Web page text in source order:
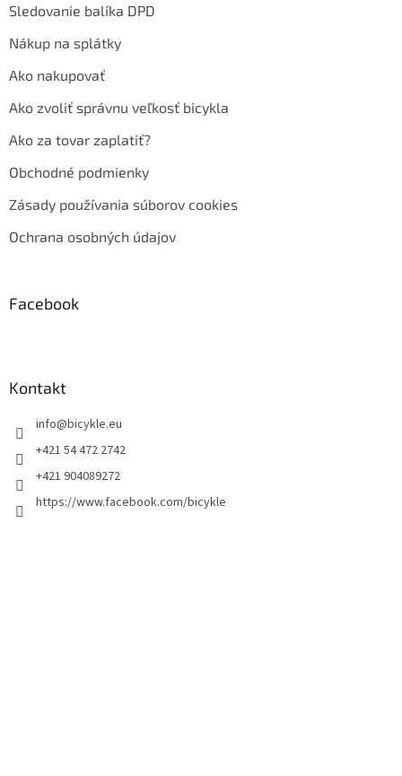
Sledovanie balíka DPD
Nákup na splátky
Ako nakupovať
Ako zvoliť správnu veľkosť bicykla
Ako za tovar zaplatiť?
Obchodné podmienky
Zásady používania súborov cookies
Ochrana osobných údajov
Facebook
Kontakt
info@bicykle.eu
+421 54 472 2742
+421 904089272
https://www.facebook.com/bicykle